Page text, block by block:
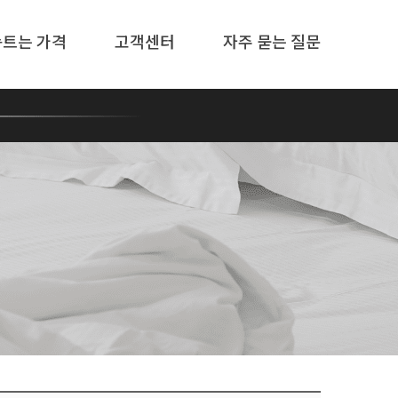
는 가격 고객센터 자주 묻는 질문